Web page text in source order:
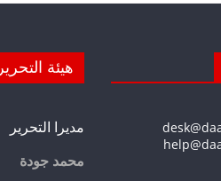
هيئة التحرير
مديرا التحرير
محمد جودة